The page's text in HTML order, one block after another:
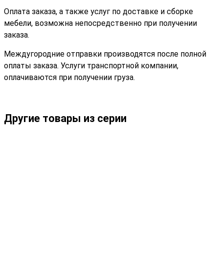
Оплата заказа, а также услуг по доставке и сборке
мебели, возможна непосредственно при получении
заказа.
Междугородние отправки производятся после полной
оплаты заказа. Услуги транспортной компании,
оплачиваются при получении груза.
Другие товары из серии